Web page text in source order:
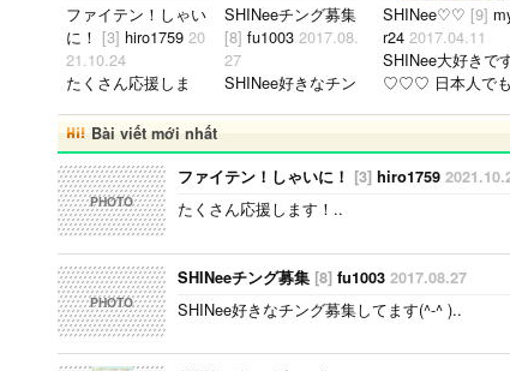
ファイテン！しゃい
に！ [3] hiro1759 20
21.10.24
たくさん応援しま
SHINeeチング募集
[8] fu1003 2017.08.
27
SHINee好きなチン
SHINee♡ ♡ [9]
r24 2017.04.11
SHINee大好きで
♡ ♡ ♡ 日本人でも
軽にMessageして
ね〜:D..
Bài viết mới nhất
PHOTO
ファイテン！しゃいに！ [3] hiro1759
たくさん応援します！..
PHOTO
SHINeeチング募集 [8] fu1003 2017.08.27
SHINee好きなチング募集してます(^-^ )..